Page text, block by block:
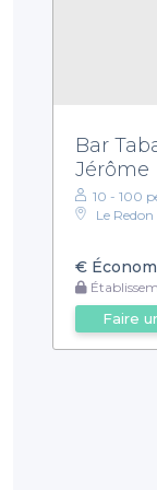
Bar
Jérôme
10 - 100
Le Redon
€
Faire